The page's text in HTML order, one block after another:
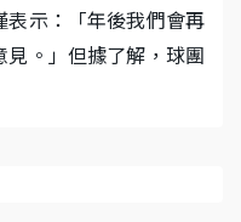
表示：「年後我們會再
。」但據了解，球團